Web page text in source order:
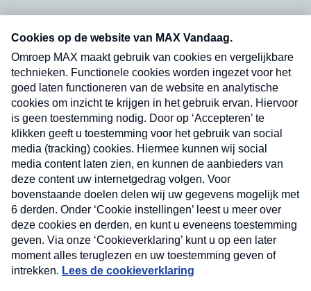
nieuwsbrief. Elke vrijdag- en dinsdagochtend in
uw mailbox.
Verzend
Nieuwsbrief
Neem hier een gratis abonnement op onze
nieuwsbrief. Elke vrijdag- en dinsdagochtend in uw